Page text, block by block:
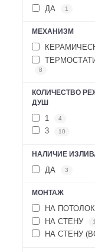
ДА 1
МЕХАНИЗМ
8
КОЛИЧЕСТВО
ДУШ
1 4
3 10
НАЛИЧИЕ
ДА 3
МОНТАЖ
НА ПОТОЛОК
НА СТЕНУ
НА СТЕНУ